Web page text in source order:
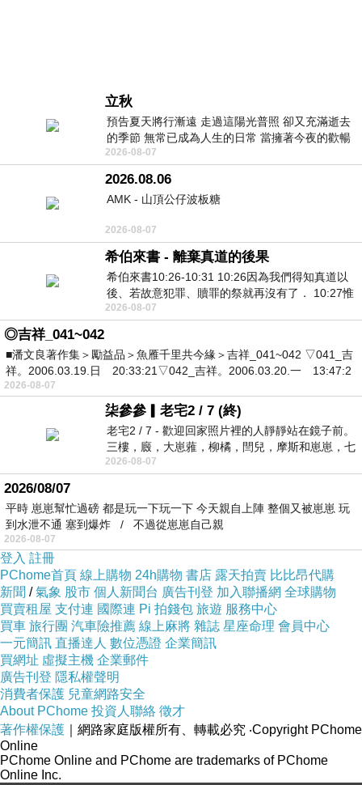
立秋
預告夏天將行漸遠 走過這陽光普照 卻又充滿逝去
的季節 無常已成為人生的日常 當擁著今夜的歡暢
舒心 轉眼驟成昨日 而明晨 太陽
2026-08-07
2026.08.06
AMK - 山頂公仔波板糖
2026-08-07
希伯來書 - 離棄真道的後果
希伯來書10:26-10:31 10:26因為我們得知真道以
後、若故意犯罪、贖罪的祭就再沒有了． 10:27惟
有戰懼等候審判和那燒滅眾敵人的烈火
2026-08-07
◎吉祥_041~042
■潘文良著作集＞勵益品＞魚雁千里共今緣＞吉祥_041~042 ▽041_吉
祥。2006.03.19.日 20:33:21▽042_吉祥。2006.03.20.一 13:47:2
2026-08-07
柒參參▎老宅2 / 7 (終)
老宅2 / 7 - 歡迎回家照片裡的人靜靜站在鏡子前。
三樓，廄，大崽蕥，柳橘，閆兒，摩斯和崽崽，七
個人整整齊齊地站在鏡框之外，如同
2026-08-07
2026/08/07
平時 崽崽幫忙過磅 都是玩一下玩一下 今天親自上陣 整個又被崽崽 玩
到水泄不通 塞到爆炸 / 不過從崽崽自己親
2026-08-07
登入 註冊
PChome首頁 線上購物 24h購物 書店 露天拍賣 比比昂代購
新聞 /氣象 股市 個人新聞台 廣告刊登 加入聯播網 全球購物
買賣租屋 支付連 國際連 Pi 拍錢包 旅遊 服務中心
買車 旅行團 汽車險推薦 線上麻將 雜誌 星座命理 會員中心
一元簡訊 直播達人 數位憑證 企業簡訊
買網址 虛擬主機 企業郵件
廣告刊登 隱私權聲明
消費者保護 兒童網路安全
About PChome 投資人聯絡 徵才
著作權保護 ｜網路家庭版權所有、轉載必究 ‧Copyright PChome
Online
PChome Online and PChome are trademarks of PChome
Online Inc.